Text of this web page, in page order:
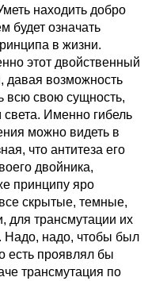
находить добро
будет означать
в жизни.
этот двойственный
давая возможность
всю свою сущность,
света. Именно гибель
можно видеть в
что антитеза его
двойника,
принципу яро
скрытые, темные,
для трансмутации их
Надо, надо, чтобы был
есть проявлял бы
трансмутация по